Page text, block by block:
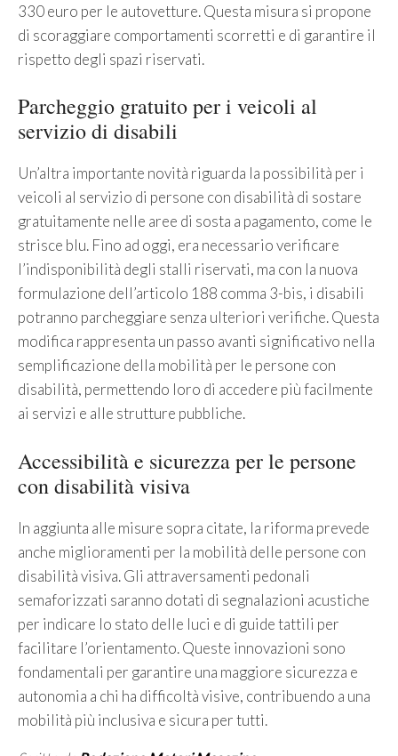
330 euro per le autovetture. Questa misura si propone
di scoraggiare comportamenti scorretti e di garantire il
rispetto degli spazi riservati.
Parcheggio gratuito per i veicoli al
servizio di disabili
Un’altra importante novità riguarda la possibilità per i
veicoli al servizio di persone con disabilità di sostare
gratuitamente nelle aree di sosta a pagamento, come le
strisce blu. Fino ad oggi, era necessario verificare
l’indisponibilità degli stalli riservati, ma con la nuova
formulazione dell’articolo 188 comma 3-bis, i disabili
potranno parcheggiare senza ulteriori verifiche. Questa
modifica rappresenta un passo avanti significativo nella
semplificazione della mobilità per le persone con
disabilità, permettendo loro di accedere più facilmente
ai servizi e alle strutture pubbliche.
Accessibilità e sicurezza per le persone
con disabilità visiva
In aggiunta alle misure sopra citate, la riforma prevede
anche miglioramenti per la mobilità delle persone con
disabilità visiva. Gli attraversamenti pedonali
semaforizzati saranno dotati di segnalazioni acustiche
per indicare lo stato delle luci e di guide tattili per
facilitare l’orientamento. Queste innovazioni sono
fondamentali per garantire una maggiore sicurezza e
autonomia a chi ha difficoltà visive, contribuendo a una
mobilità più inclusiva e sicura per tutti.